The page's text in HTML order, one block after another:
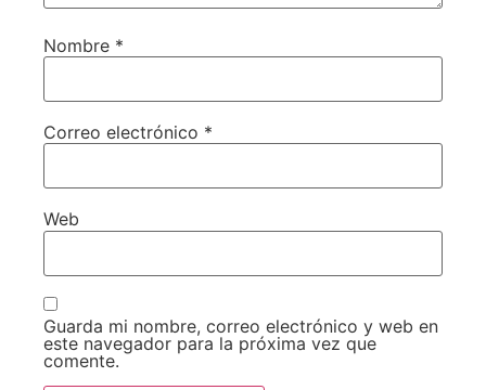
Nombre *
Correo electrónico *
Web
Guarda mi nombre, correo electrónico y web en
este navegador para la próxima vez que
comente.